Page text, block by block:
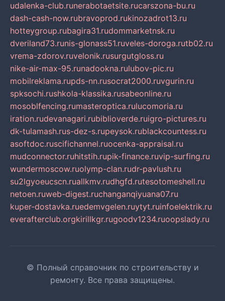
udalenka-club.runerabotaetsite.rucarszona-bu.ru
dash-cash-now.rubravoprod.rukinozadrot13.ru
hotteygroup.rubagira31.rudommarketnsk.ru
dveriland73.runis-glonass51.ruveles-doroga.rutb02.ru
vrema-zdorov.ruvelonik.rusurgutgloss.ru
nike-air-max-95.runadookna.rulubov-pic.ru
mobilreklama.rupds-nn.rusocrat2000.ruvgurin.ru
spksochi.rushkola-klassika.rusabeonline.ru
mosoblfencing.rumasteroptica.rulucomoria.ru
iration.rudevanagari.rubiblioverde.ruigro-pictures.ru
dk-tulamash.rus-dez-s.rupeysok.rublackcountess.ru
asoftdoc.ruscifichannel.ruocenka-appraisal.ru
mudconnector.ruhitstih.rupik-finance.ruvip-surfing.ru
wundermoscow.ruolymp-clan.rudr-pavlush.ru
su2lgyoeucscn.ruallkmv.rudhgfd.rutesotomeshell.ru
netoen.ruweb-digest.ruchanganqiyuana07.ru
kuper-dostavka.ruedemvgelen.ruytyt.ruinfoelektrik.ru
everafterclub.orgkirillkgr.rugoodv1234.ruoopslady.ru
© Полный справочник по строительству и
ремонту. Все права защищены.